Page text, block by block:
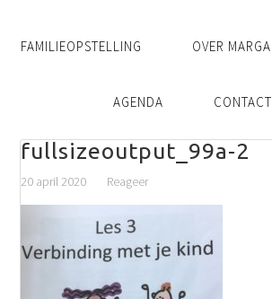
FAMILIEOPSTELLING OVER MARGA
AGENDA CONTACT
fullsizeoutput_99a-2
20 april 2020 Reageer